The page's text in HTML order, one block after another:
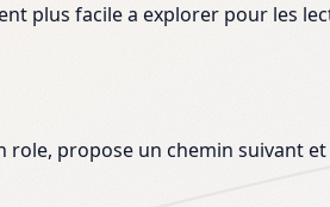
plus facile a explorer pour les
propose un chemin suivant